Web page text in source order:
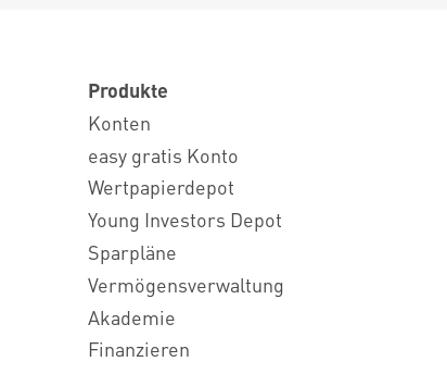
Produkte
Konten
easy gratis Konto
Wertpapierdepot
Young Investors Depot
Sparpläne
Vermögensverwaltung
Akademie
Finanzieren